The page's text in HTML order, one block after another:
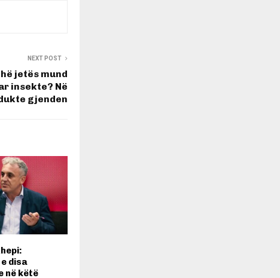
NEXT POST
jetës mund
insekte? Në
gjenden
disa
në këtë